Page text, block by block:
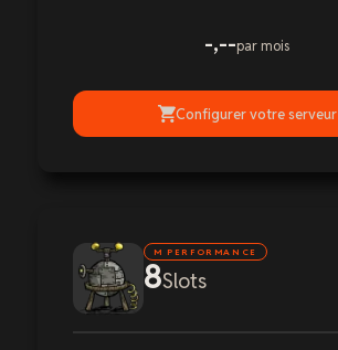
-,--par mois
Configurer votre serveur
M PERFORMANCE
8Slots